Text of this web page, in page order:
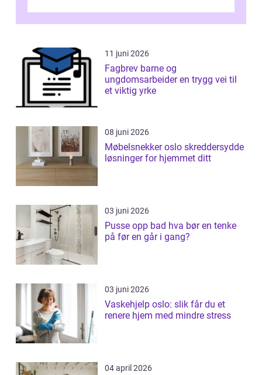
11 juni 2026
Fagbrev barne og
ungdomsarbeider en trygg vei til
et viktig yrke
08 juni 2026
Møbelsnekker oslo skreddersydde
løsninger for hjemmet ditt
03 juni 2026
Pusse opp bad hva bør en tenke
på før en går i gang?
03 juni 2026
Vaskehjelp oslo: slik får du et
renere hjem med mindre stress
04 april 2026